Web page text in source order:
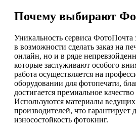
Почему выбирают
Уникальность сервиса ФотоПочта
в возможности сделать заказ на
онлайн, но и в ряде
которые заслуживают особого
работа осуществляется на
оборудовании для фотопечати,
достигается премиальное
Используются материалы
производителей, что гарантирует
износостойкость фотокниг.